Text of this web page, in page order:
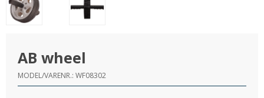
AB wheel
MODEL/VARENR.: WF08302